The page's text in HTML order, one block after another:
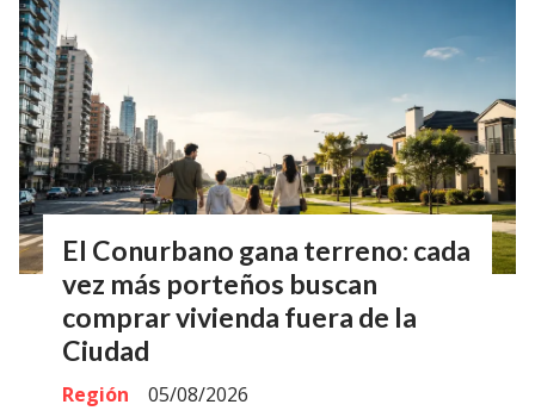
El Conurbano gana terreno: cada
vez más porteños buscan
comprar vivienda fuera de la
Ciudad
Región
05/08/2026